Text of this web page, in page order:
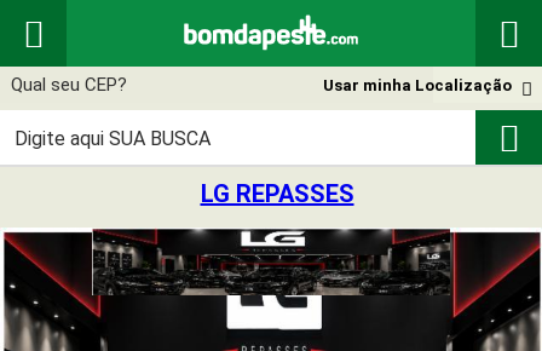
 

Usar minha Localização

LG REPASSES